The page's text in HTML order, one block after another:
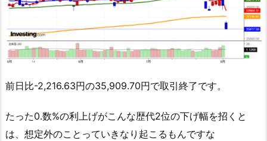
前日比-2,216.63円の35,909.70円で取引終了です。
たった0.数%の利上げがこんな歴代2位の下げ幅を招くと
は、想定外のことっていきなり起こるもんですな